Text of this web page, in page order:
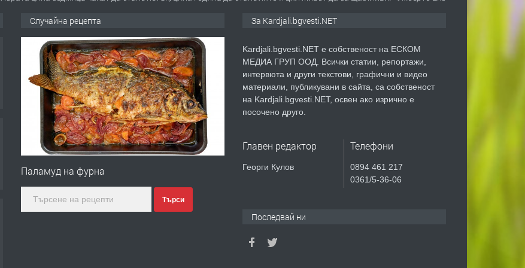
Случайна рецепта
Паламуд на фурна
Търси
За Kardjali.bgvesti.NET
Kardjali.bgvesti.NET е собственост на ЕСКОМ
МЕДИА ГРУП ООД. Всички статии, репортажи,
интервюта и други текстови, графични и видео
материали, публикувани в сайта, са собственост
на Kardjali.bgvesti.NET, освен ако изрично е
посочено друго.
Главен редактор
Георги Кулов
Телефони
0894 461 217
0361/5-36-06
Последвай ни